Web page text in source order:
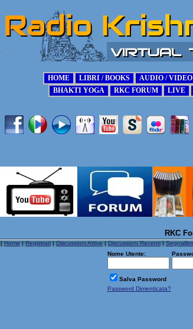
RKC
[Home|Registrati|Discussioni Attive|Discussioni Recenti|
Nome Utente:
Salva Password
Password Dimenticata?